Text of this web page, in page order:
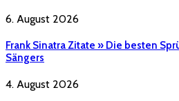
6. August 2026
Frank Sinatra Zitate » Die besten
Sängers
4. August 2026